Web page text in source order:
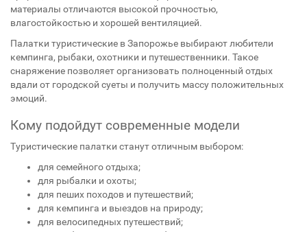
материалы отличаются высокой прочностью,
влагостойкостью и хорошей вентиляцией.
Палатки туристические в Запорожье выбирают любители
кемпинга, рыбаки, охотники и путешественники. Такое
снаряжение позволяет организовать полноценный отдых
вдали от городской суеты и получить массу положительных
эмоций.
Кому подойдут современные модели
Туристические палатки станут отличным выбором:
для семейного отдыха;
для рыбалки и охоты;
для пеших походов и путешествий;
для кемпинга и выездов на природу;
для велосипедных путешествий;